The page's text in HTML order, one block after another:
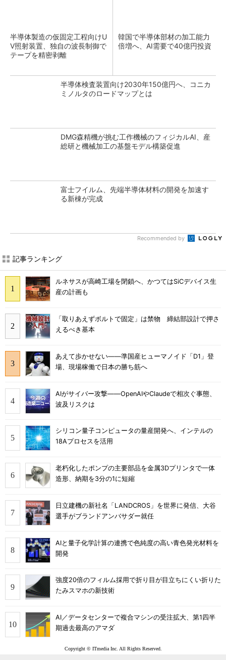
半導体製造の仮固定工程向けU
V照射装置、独自の波長制御で
テープを精密剥離
韓国で半導体部材の加工能力
倍増へ、AI需要で40億円投資
半導体検査装置向け2030年150億円へ、コニカ
ミノルタのロードマップとは
DMG森精機が挑む工作機械のフィジカルAI、産
総研と機械加工の基盤モデル構築促進
富士フイルム、先端半導体材料の開発を加速す
る新棟が完成
Recommended by
記事ランキング
ルネサスが高崎工場を閉鎖へ、かつてはSiCデバイス生
産の計画も
「取りあえずボルトで固定」は禁物 締結部設計で押さ
えるべき基本
あえて歩かせない――準国産ヒューマノイド「D1」登
場、現場稼働で日本の勝ち筋へ
AIがサイバー攻撃――OpenAIやClaudeで相次ぐ事態、
波及リスクは
シリコン量子コンピュータの量産開発へ、インテルの
18Aプロセスを活用
老朽化したポンプの主要部品を金属3Dプリンタで一体
造形、納期を3分の1に短縮
日立建機の新社名「LANDCROS」を世界に発信、大谷
選手がブランドアンバサダー就任
AIと量子化学計算の連携で色純度の高い青色発光材料を
開発
強度20倍のフィルム採用で折り目が目立ちにくい折りた
たみスマホの新技術
AI／データセンターで複合マシンの受注拡大、第1四半
期過去最高のアマダ
Copyright © ITmedia Inc. All Rights Reserved.